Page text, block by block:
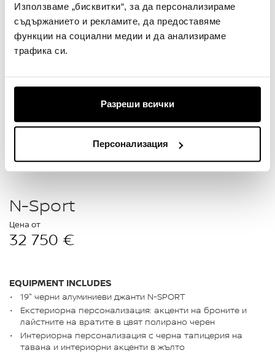
Използваме „бисквитки“, за да персонализираме
съдържанието и рекламите, да предоставяме
функции на социални медии и да анализираме
трафика си.
Разреши всички
Персонализация
N-Sport
Цена от
32 750 €
EQUIPMENT INCLUDES
19" черни алуминиеви джанти N-SPORT
Екстериорна персонализация: акценти на броните и
лайстните на вратите в цвят полирано черен
Интериорна персонализация с черна тапицерия на
тавана и интериорни акценти в жълто